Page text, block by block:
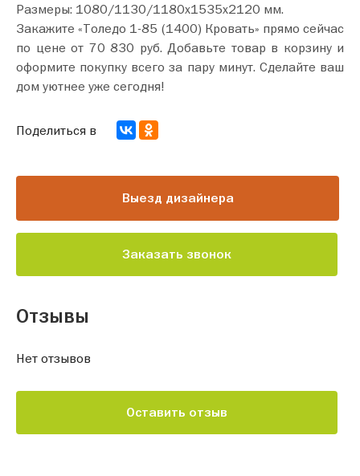
Размеры: 1080/1130/1180х1535х2120 мм.
Закажите «Толедо 1-85 (1400) Кровать» прямо сейчас
по цене от 70 830 руб. Добавьте товар в корзину и
оформите покупку всего за пару минут. Сделайте ваш
дом уютнее уже сегодня!
Выезд дизайнера
Заказать звонок
Поделиться в
Отзывы
Нет отзывов
Оставить отзыв